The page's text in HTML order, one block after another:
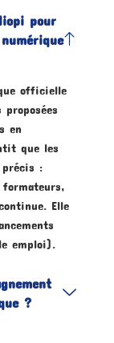
pour
officielle
en
que les
précis :
Elle
emploi).
?